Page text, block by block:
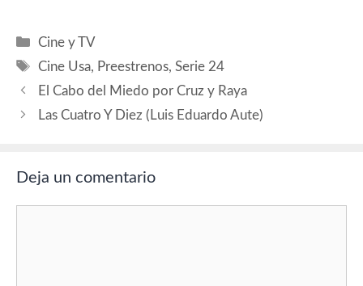
Categorías
Cine y TV
Etiquetas
Cine Usa, Preestrenos,Serie 24
El Cabo del Miedo por Cruz y Raya
Las Cuatro Y Diez (Luis Eduardo Aute)
Deja un comentario